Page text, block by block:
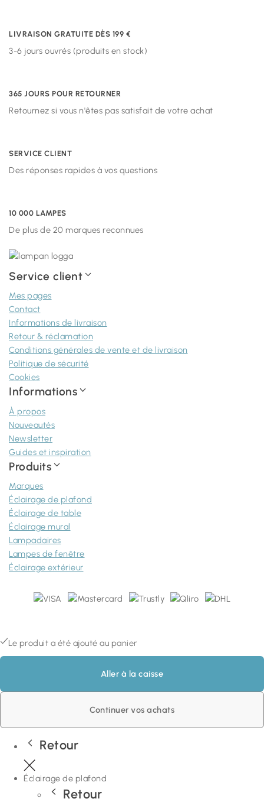
LIVRAISON GRATUITE DÈS 199 €
3-6 jours ouvrés (produits en stock)
365 JOURS POUR RETOURNER
Retournez si vous n'êtes pas satisfait de votre achat
SERVICE CLIENT
Des réponses rapides à vos questions
10 000 LAMPES
De plus de 20 marques reconnues
Service client
Mes pages
Contact
Informations de livraison
Retour & réclamation
Conditions générales de vente et de livraison
Politique de sécurité
Cookies
Informations
À propos
Nouveautés
Newsletter
Guides et inspiration
Produits
Marques
Éclairage de plafond
Éclairage de table
Éclairage mural
Lampadaires
Lampes de fenêtre
Éclairage extérieur
Le produit a été ajouté au panier
Aller à la caisse
Continuer vos achats
Retour
Éclairage de plafond
Retour